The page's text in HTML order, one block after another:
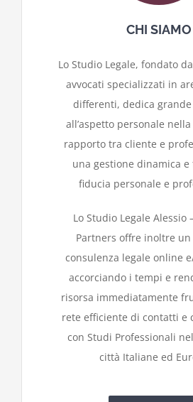
CHI SIAMO
Lo Studio Legale, fondato
avvocati specializzati in
differenti, dedica
all’aspetto personale
rapporto tra cliente e
una gestione dinamica
fiducia personale e
Lo Studio Legale Alessio
Partners offre inoltre
consulenza legale online
accorciando i tempi e
risorsa immediatamente
rete efficiente di contatti e
con Studi Professionali
città Italiane ed